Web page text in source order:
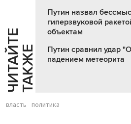
Ч
И
Т
АЙ
Т
Е
Т
А
К
ЖЕ
Путин назвал
гиперзвуковой
объектам
Путин сравнил удар
падением метеорита
власть политика